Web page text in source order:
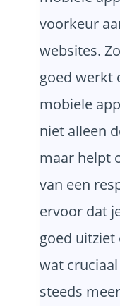
voorkeur
websites.
goed werkt
mobiele
niet alleen
maar helpt
van een
ervoor dat
goed
wat
steeds